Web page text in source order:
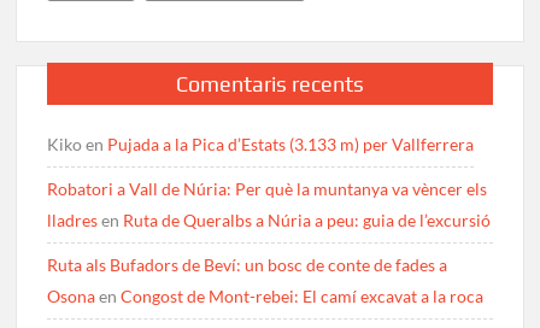
Comentaris recents
Kikoen Pujada a la Pica d’Estats (3.133 m) per Vallferrera
Robatori a Vall de Núria: Per què la muntanya va vèncer els
lladresen Ruta de Queralbs a Núria a peu: guia de l’excursió
Ruta als Bufadors de Beví: un bosc de conte de fades a
OsonaenCongost de Mont-rebei: El camí excavat a la roca